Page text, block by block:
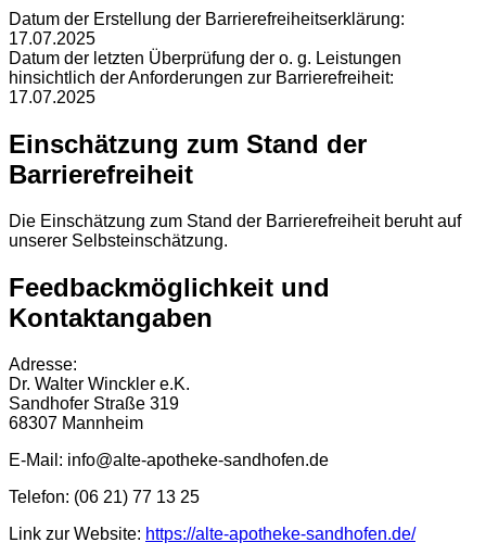
Datum der Erstellung der Barrierefreiheitserklärung:
17.07.2025
Datum der letzten Überprüfung der o. g. Leistungen
hinsichtlich der Anforderungen zur Barrierefreiheit:
17.07.2025
Einschätzung zum Stand der
Barrierefreiheit
Die Einschätzung zum Stand der Barrierefreiheit beruht auf
unserer Selbsteinschätzung.
Feedbackmöglichkeit und
Kontaktangaben
Adresse:
Dr. Walter Winckler e.K.
Sandhofer Straße 319
68307 Mannheim
E-Mail: info@alte-apotheke-sandhofen.de
Telefon: (06 21) 77 13 25
Link zur Website: https://alte-apotheke-sandhofen.de/